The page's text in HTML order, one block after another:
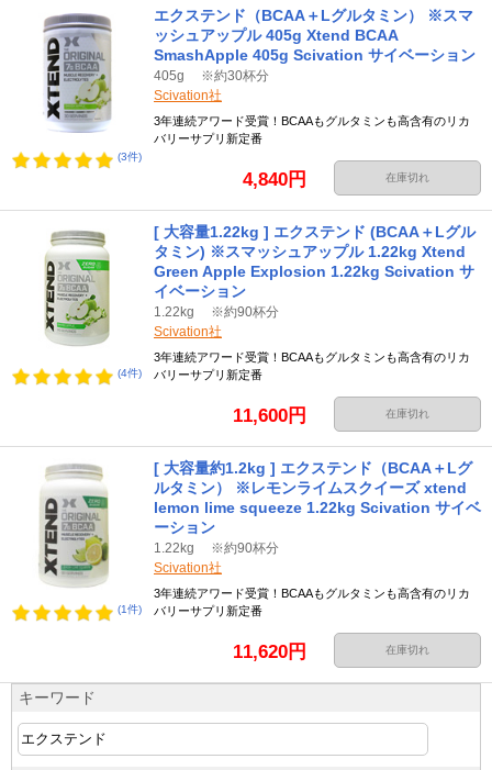
(3件)
エクステンド（BCAA＋Lグルタミン） ※スマ
ッシュアップル 405g Xtend BCAA
SmashApple 405g Scivation サイベーション
405g ※約30杯分
Scivation社
3年連続アワード受賞！BCAAもグルタミンも高含有のリカ
バリーサプリ新定番
4,840円 在庫切れ
(4件)
[ 大容量1.22kg ] エクステンド (BCAA＋Lグル
タミン) ※スマッシュアップル 1.22kg Xtend
Green Apple Explosion 1.22kg Scivation サ
イベーション
1.22kg ※約90杯分
Scivation社
3年連続アワード受賞！BCAAもグルタミンも高含有のリカ
バリーサプリ新定番
11,600円 在庫切れ
(1件)
[ 大容量約1.2kg ] エクステンド（BCAA＋Lグ
ルタミン） ※レモンライムスクイーズ xtend
lemon lime squeeze 1.22kg Scivation サイベ
ーション
1.22kg ※約90杯分
Scivation社
3年連続アワード受賞！BCAAもグルタミンも高含有のリカ
バリーサプリ新定番
11,620円 在庫切れ
キーワード